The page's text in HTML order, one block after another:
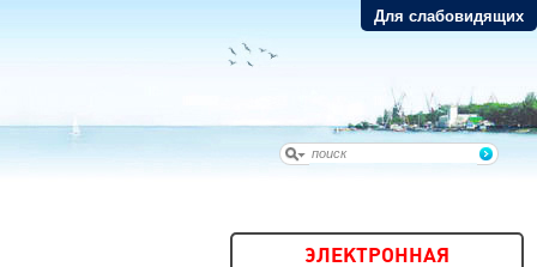
Для слабовидящих
ЭЛЕКТРОННАЯ